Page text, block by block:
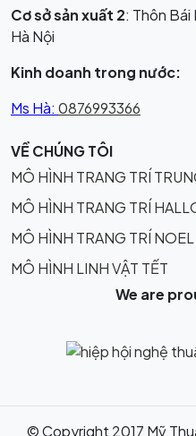
Cơ sở sản xuất 2: Thôn
Hà Nội
Kinh doanh trong nước:
Ms Hà: 0876993366
VỀ CHÚNG TÔI
MÔ HÌNH TRANG TRÍ
MÔ HÌNH TRANG TRÍ
MÔ HÌNH TRANG TRÍ NOEL
MÔ HÌNH LINH VẬT TẾT
We are
© Copyright 2017 Mỹ